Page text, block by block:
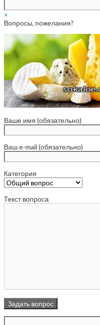
×
Вопросы, пожелания?
Ваше имя (обязательно)
Ваш e-mail (обязательно)
Категория
Текст вопроса